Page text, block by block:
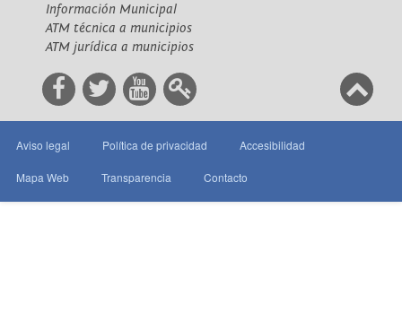
Información Municipal
ATM técnica a municipios
ATM jurídica a municipios
Aviso legal Política de privacidad Accesibilidad
Mapa Web Transparencia Contacto